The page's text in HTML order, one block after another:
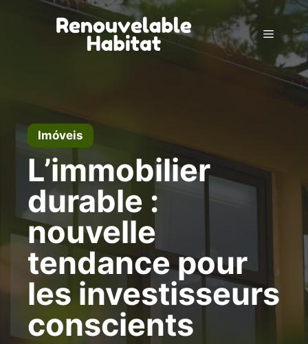
Menu
Imóveis
L’immobilier
durable :
nouvelle
tendance pour
les investisseurs
conscients